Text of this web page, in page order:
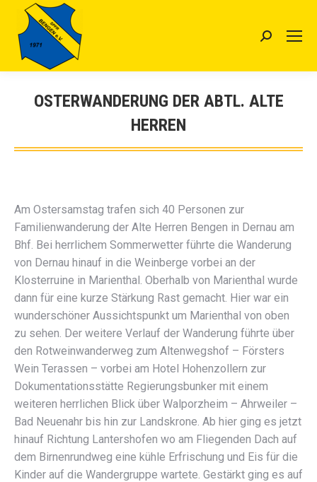
Search:
OSTERWANDERUNG DER ABTL. ALTE
HERREN
Sie befinden sich hier:
Am Ostersamstag trafen sich 40 Personen zur
Familienwanderung der Alte Herren Bengen in Dernau am
Bhf. Bei herrlichem Sommerwetter führte die Wanderung
von Dernau hinauf in die Weinberge vorbei an der
Klosterruine in Marienthal. Oberhalb von Marienthal wurde
dann für eine kurze Stärkung Rast gemacht. Hier war ein
wunderschöner Aussichtspunkt um Marienthal von oben
zu sehen. Der weitere Verlauf der Wanderung führte über
den Rotweinwanderweg zum Altenwegshof – Försters
Wein Terassen – vorbei am Hotel Hohenzollern zur
Dokumentationsstätte Regierungsbunker mit einem
weiteren herrlichen Blick über Walporzheim – Ahrweiler –
Bad Neuenahr bis hin zur Landskrone. Ab hier ging es jetzt
hinauf Richtung Lantershofen wo am Fliegenden Dach auf
dem Birnenrundweg eine kühle Erfrischung und Eis für die
Kinder auf die Wandergruppe wartete. Gestärkt ging es auf